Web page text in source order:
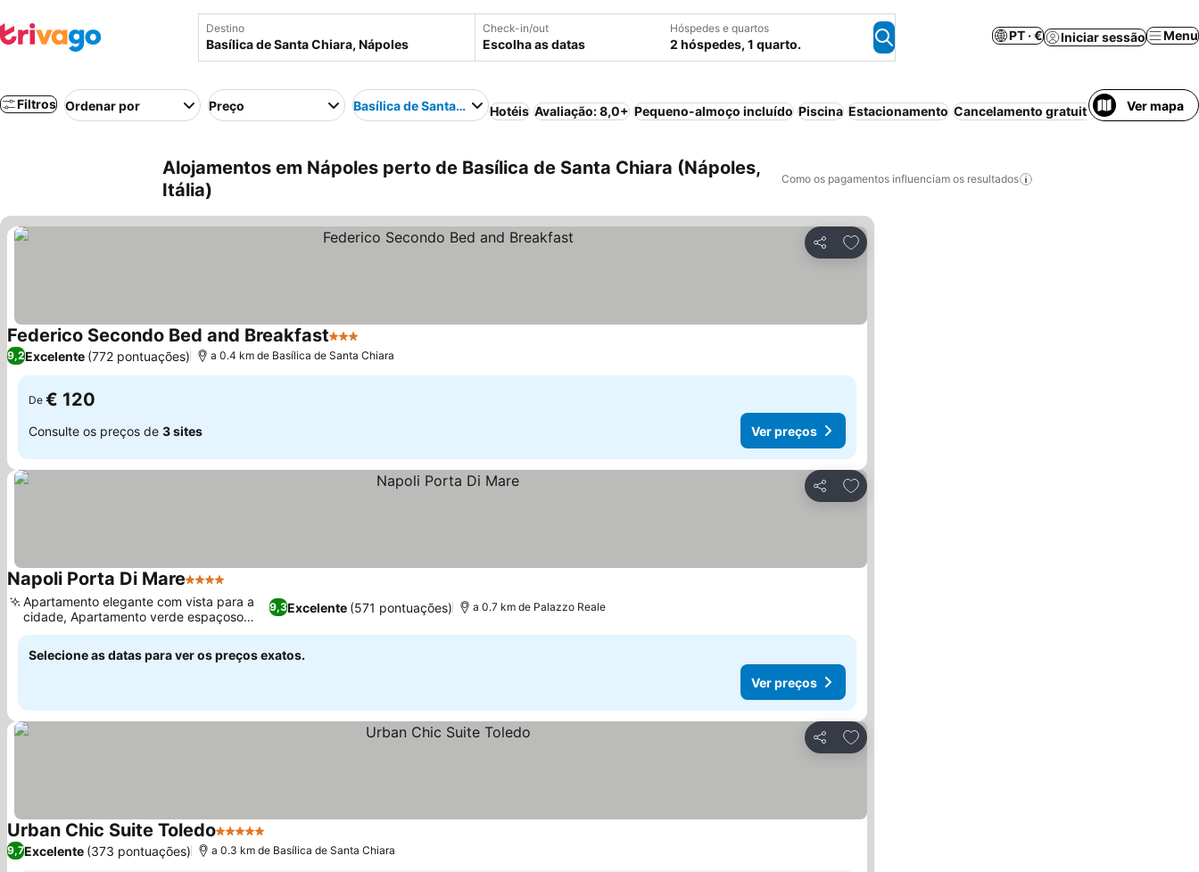
Destino Check-in/out
Escolha as datas
Hóspedes e quartos
2 hóspedes, 1 quarto.
PT · € Iniciar sessão Menu
Filtros Ordenar por Preço Basílica de Santa ChiaraHotéis Avaliação: 8,0+ Pequeno-almoço incluído Piscina Estacionamento Cancelamento gratuito Aparthotel Bed
Ver mapa
Alojamentos em Nápoles perto de Basílica de Santa Chiara (Nápoles,
Itália)
Como os pagamentos influenciam os resultados
Partilhar
Adicionar aos favoritos
Federico Secondo Bed and Breakfast3 Estrelas
9,2Excelente (772 pontuações) a 0.4 km de Basílica de Santa Chiara
De € 120
Consulte os preços de 3 sites Ver preços
Partilhar
Adicionar aos favoritos
Napoli Porta Di Mare4 Estrelas
9,3Excelente (571 pontuações)
Apartamento elegante com vista para a
cidade, Apartamento verde espaçoso
com jacuzzi
a 0.7 km de Palazzo Reale
Selecione as datas para ver os preços exatos.
Ver preços
Partilhar
Adicionar aos favoritos
Urban Chic Suite Toledo5 Estrelas
9,7Excelente (373 pontuações) a 0.3 km de Basílica de Santa Chiara